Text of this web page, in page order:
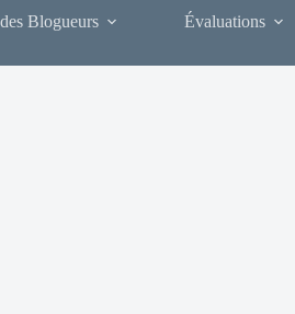
Blogueurs Évaluations